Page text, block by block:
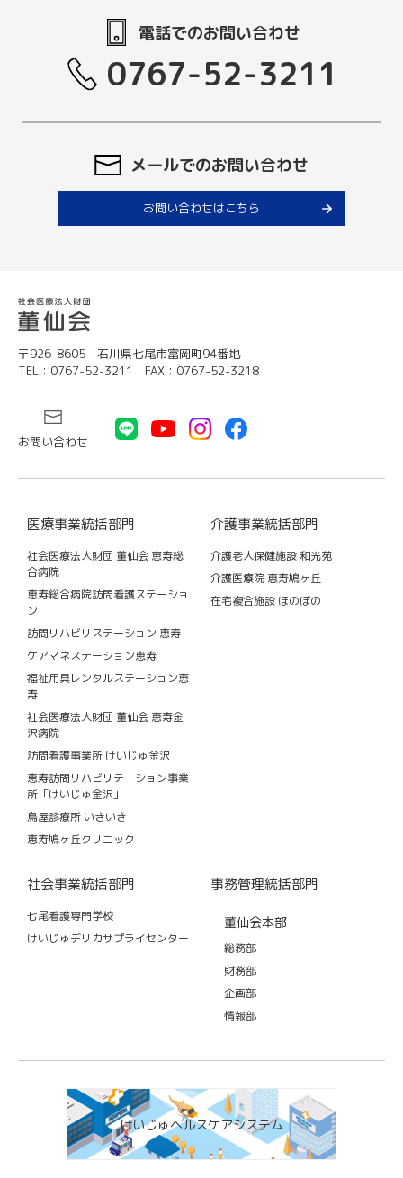
電話でのお問い合わせ
0767-52-3211
メールでのお問い合わせ
お問い合わせはこちら
〒926-8605 石川県七尾市富岡町94番地
TEL：0767-52-3211 FAX：0767-52-3218
お問い合わせ
医療事業統括部門
社会医療法人財団 董仙会 恵寿総
合病院
恵寿総合病院訪問看護ステーショ
ン
訪問リハビリステーション 恵寿
ケアマネステーション恵寿
福祉用具レンタルステーション恵
寿
社会医療法人財団 董仙会 恵寿金
沢病院
訪問看護事業所 けいじゅ金沢
恵寿訪問リハビリテーション事業
所「けいじゅ金沢」
鳥屋診療所 いきいき
恵寿鳩ヶ丘クリニック
介護事業統括部門
介護老人保健施設 和光苑
介護医療院 恵寿鳩ヶ丘
在宅複合施設 ほのぼの
社会事業統括部門
七尾看護専門学校
けいじゅデリカサプライセンター
事務管理統括部門
董仙会本部
総務部
財務部
企画部
情報部
けいじゅヘルスケアシステム